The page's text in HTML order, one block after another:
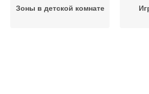
Зоны в детской комнате